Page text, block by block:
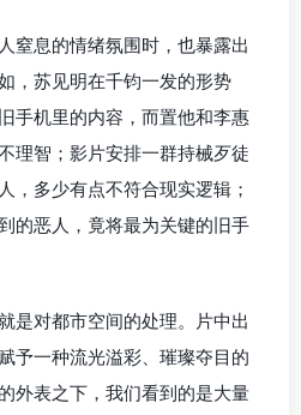
窒息的情绪氛围时，也暴露出
，苏见明在千钧一发的形势
手机里的内容，而置他和李惠
理智；影片安排一群持械歹徒
，多少有点不符合现实逻辑；
的恶人，竟将最为关键的旧手
是对都市空间的处理。片中出
予一种流光溢彩、璀璨夺目的
外表之下，我们看到的是大量